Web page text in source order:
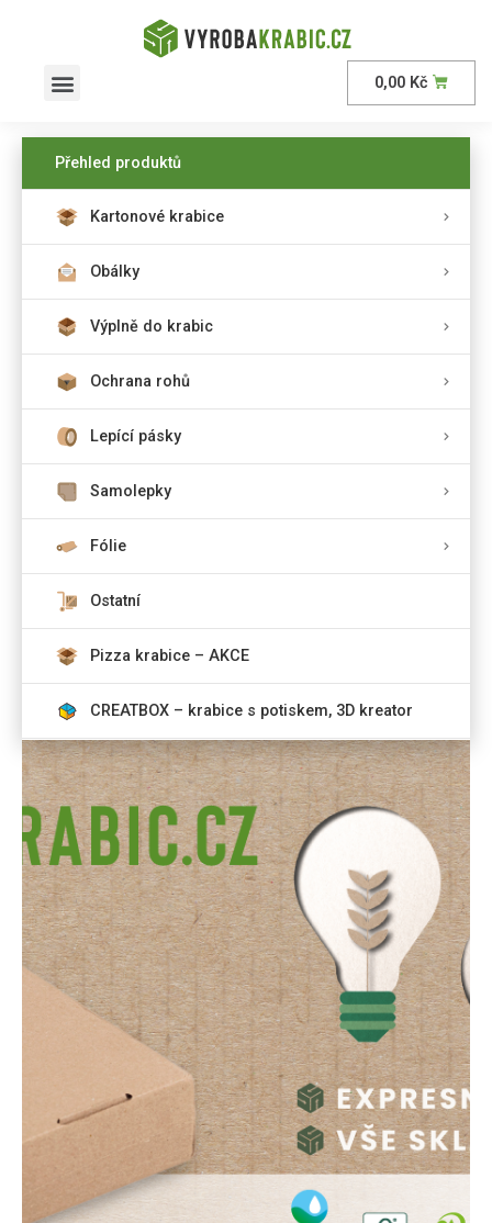
0,00 Kč
Přehled produktů
Kartonové krabice
Obálky
Výplně do krabic
Ochrana rohů
Lepící pásky
Samolepky
Fólie
Ostatní
Pizza krabice – AKCE
CREATBOX – krabice s potiskem, 3D kreator